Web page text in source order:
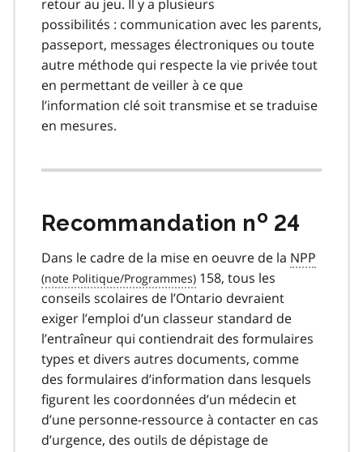
retour au jeu. Il y a plusieurs
possibilités : communication avec les parents,
passeport, messages électroniques ou toute
autre méthode qui respecte la vie privée tout
en permettant de veiller à ce que
l’information clé soit transmise et se traduise
en mesures.
Recommandation no 24
Dans le cadre de la mise en oeuvre de la NPP
158, tous les
conseils scolaires de l’Ontario devraient
exiger l’emploi d’un classeur standard de
l’entraîneur qui contiendrait des formulaires
types et divers autres documents, comme
des formulaires d’information dans lesquels
figurent les coordonnées d’un médecin et
d’une personne-ressource à contacter en cas
d’urgence, des outils de dépistage de